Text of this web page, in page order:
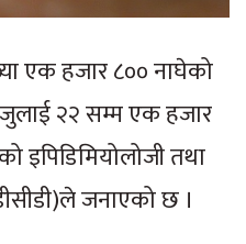
एक हजार ८०० नाघेको
२२ सम्म एक हजार
इपिडिमियोलोजी तथा
जनाएको छ ।